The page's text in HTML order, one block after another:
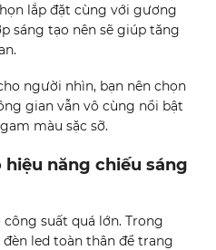
lắp đặt cùng với gương
sáng tạo nên sẽ giúp tăng
người nhìn, bạn nên chọn
gian vẫn vô cùng nổi bật
màu sặc sỡ.
hiệu năng chiếu sáng
suất quá lớn. Trong
led toàn thân để trang